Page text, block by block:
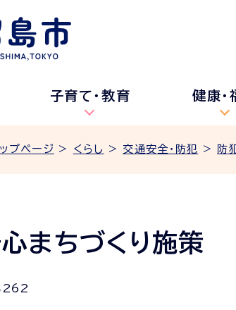
子育て・教育 健康・
ップページ > くらし > 交通安全・防犯 > 防
心まちづくり施策